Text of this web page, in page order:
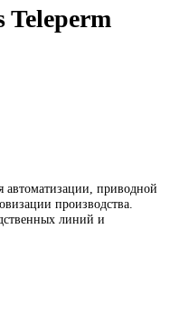
L10-A16 575₽
8BA